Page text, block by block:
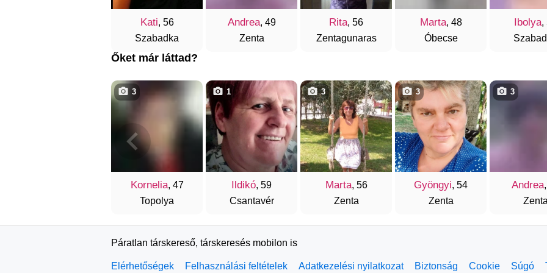
Kati, 56
Szabadka
Andrea, 49
Zenta
Rita, 56
Zentagunaras
Marta, 48
Óbecse
Ibolya,
Őket már láttad?
Kornelia, 47
Topolya
3
Ildikó, 59
Csantavér
1
Marta, 56
Zenta
3
Gyöngyi, 54
Zenta
3
Andrea
Zenta
3
Páratlan társkereső, társkeresés mobilon is
Elérhetőségek Felhasználási feltételek Adatkezelési nyilatkozat Biztonság Cookie Súgó